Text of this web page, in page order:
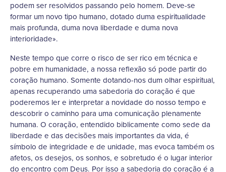
podem ser resolvidos passando pelo homem. Deve-se
formar um novo tipo humano, dotado duma espiritualidade
mais profunda, duma nova liberdade e duma nova
interioridade».
Neste tempo que corre o risco de ser rico em técnica e
pobre em humanidade, a nossa reflexão só pode partir do
coração humano. Somente dotando-nos dum olhar espiritual,
apenas recuperando uma sabedoria do coração é que
poderemos ler e interpretar a novidade do nosso tempo e
descobrir o caminho para uma comunicação plenamente
humana. O coração, entendido biblicamente como sede da
liberdade e das decisões mais importantes da vida, é
símbolo de integridade e de unidade, mas evoca também os
afetos, os desejos, os sonhos, e sobretudo é o lugar interior
do encontro com Deus. Por isso a sabedoria do coração é a